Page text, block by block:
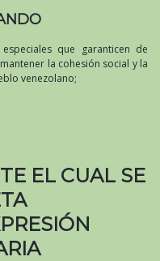
que garanticen de
la cohesión social y la
venezolano;
EL CUAL SE